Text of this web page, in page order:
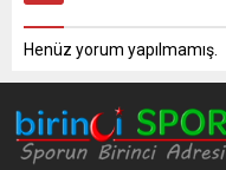
Henüz yorum yapılmamış.